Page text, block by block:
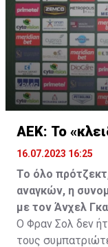
ελεύθερα σε
καλοκαίρι.
ΑΕΚ: Το
16.07.2023 16:25
Το όλο
αναγκών, η
με τον Άνχελ
Ο Φραν Σολ δεν
τους